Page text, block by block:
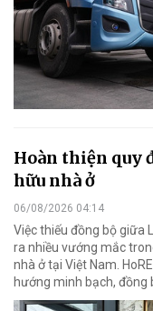
Hoàn thiện quy
hữu nhà ở
06/08/2026 04:14
Việc thiếu đồng bộ giữa
ra nhiều vướng mắc
nhà ở tại Việt Nam.
hướng minh bạch, đồng